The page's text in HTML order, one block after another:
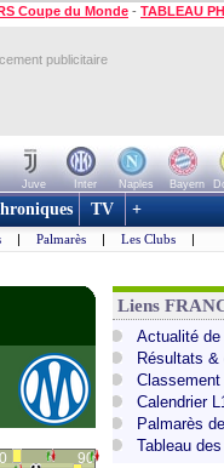
Coupe du Monde - TABLEAU
publicitaire
Juve Inter Naples Bayern
TV +
| Palmarès | Les Clubs |
90
Liens
Actualité
Résultats
Calendrier
Palmarès
Tableau